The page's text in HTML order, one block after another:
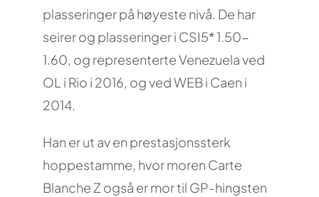
plasseringer på høyeste nivå. De har
seirer og plasseringer i CSI5* 1.50-
1.60, og representerte Venezuela ved
OL i Rio i 2016, og ved WEB i Caen i
2014.
Han er ut av en prestasjonssterk
hoppestamme, hvor moren Carte
Blanche Z også er mor til GP-hingsten